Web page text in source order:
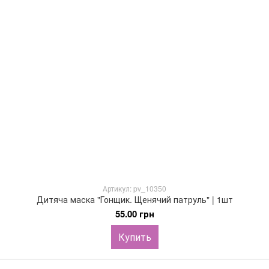
Артикул: pv_10350
Дитяча маска "Гонщик. Щенячий патруль" | 1шт
55.00 грн
Купить